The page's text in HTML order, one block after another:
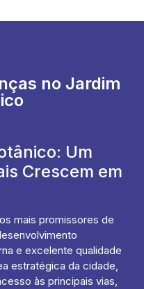
no Jardim
Um
Crescem em
mais promissores de
e excelente qualidade
estratégica da cidade,
às principais vias,